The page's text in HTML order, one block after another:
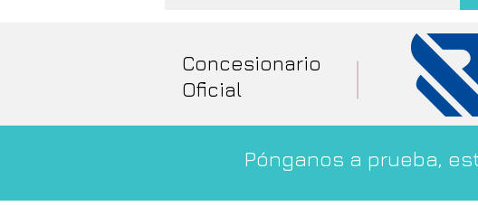
Concesionario
Oficial
Pónganos a prueba,